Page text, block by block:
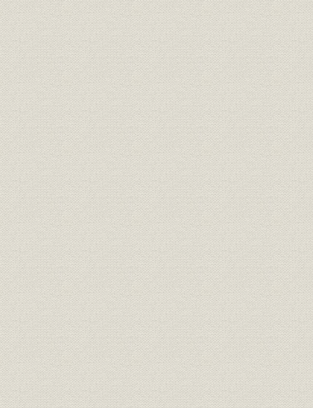
9. 金利政策と朝鮮内金利の低下
10. 満州および内地店の営業と為替取組
11. 朝鮮産金の造幣局輸納
第2節 満州、中国、シベリアへの業務拡大
1. 朝鮮銀行券による満州金本位化ならびに朝鮮銀行の満蒙中央銀行
2. 大隈内閣の満州銀行・日支銀行設立計画と朝鮮銀行小額銀行券の
3. 寺内内閣の満蒙金融機関再編成
4. 満洲における国庫金取扱い開始と横浜正金銀行との業務調整
5. 奉天省借款の供与と幣制統一策の挫折
6. 対中国借款への投融資
7. シベリア出兵による朝鮮銀行券の流通拡大
第3節 大戦中から1920年までの業況(1915~20年)
1. 営業の概況
2. 資本金の増額と株主構成の変化